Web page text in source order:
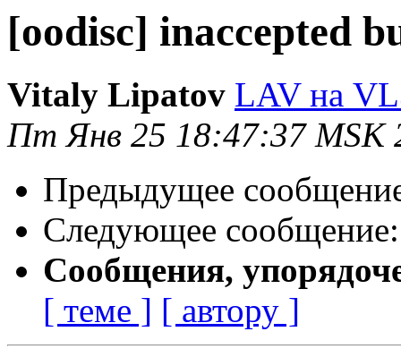
[oodisc] inaccepted
Vitaly Lipatov LAV на
Пт Янв 25 18:47:37 MSK
Предыдущее
Следующее
Сообщения,
[ теме ] [ автору ]